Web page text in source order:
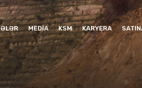
MEDIA KSM KARYERA